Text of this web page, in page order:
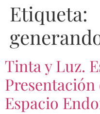
Etiqueta:
Tinta y Luz.
Espacio